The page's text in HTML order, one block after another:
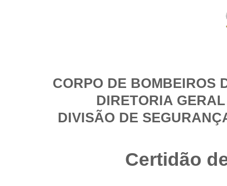
CORPO DE BOMBEIROS
DIRETORIA
DIVISÃO DE
Certidão